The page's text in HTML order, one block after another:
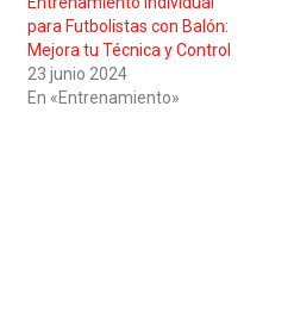
para Futbolistas con Balón:
Mejora tu Técnica y Control
23 junio 2024
En «Entrenamiento»